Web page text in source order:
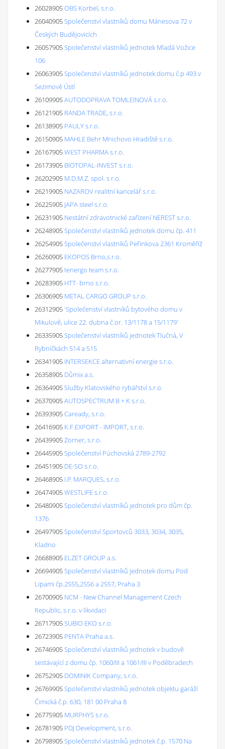
26028905OBS Korbel, s.r.o.
26040905Společenství vlastníků domu Mánesova 72 v
Českých Budějovicích
26057905Společenství vlastníků jednotek Mladá Vožice
106
26063905Společenství vlastníků jednotek domu č.p 493 v
Sezimově Ústí
26109905AUTODOPRAVA TOMLEINOVÁ s.r.o.
26121905 RANDA TRADE, s.r.o.
26138905 PAULY s.r.o.
26150905 MAHLE Behr Mnichovo Hradiště s.r.o.
26167905WEST PHARMA s.r.o.
26173905 BIOTOPAL-INVEST s.r.o.
26202905 M.D.M.Z. spol. s r.o.
26219905 NAZAROV realitní kancelář s.r.o.
26225905 JAPA steel s.r.o.
26231905 Nestátní zdravotnické zařízení NEREST s.r.o.
26248905Společenství vlastníků jednotek domu čp. 411
26254905Společenství vlastníků Peřinkova 2361 Kroměříž
26260905 EKOPOS Brno,s.r.o.
26277905tenergo team s.r.o.
26283905 HTT- brno s.r.o.
26306905 METAL CARGO GROUP s.r.o.
26312905'Společenství vlastníků bytového domu v
Mikulově, ulice 22. dubna č.or. 13/1178 a 15/1179'
26335905Společenství vlastníků jednotek Tlučná, V
Rybníčkách 514 a 515
26341905 INTERSEKCE alternativní energie s.r.o.
26358905 Důmix a.s.
26364905Služby Klatovského rybářství s.r.o.
26370905AUTOSPECTRUM B + K s.r.o.
26393905Caready, s.r.o.
26416905 K.F.EXPORT - IMPORT, s.r.o.
26439905Zorner, s.r.o.
26445905Společenství Púchovská 2789-2792
26451905 DE-SO s.r.o.
26468905 I.P. MARQUES, s.r.o.
26474905WESTLIFE s.r.o.
26480905Společenství vlastníků jednotek pro dům čp.
1376
26497905Společenství Sportovců 3033, 3034, 3035,
Kladno
26688905 ELZET GROUP a.s.
26694905Společenství vlastníků jednotek domu Pod
Lipami čp.2555,2556 a 2557, Praha 3
26700905 NCM - New Channel Management Czech
Republic, s.r.o. v likvidaci
26717905SUBIO EKO s.r.o.
26723905 PENTA Praha a.s.
26746905Společenství vlastníků jednotek v budově
sestávající z domu čp. 1060/III a 1061/III v Poděbradech
26752905 DOMINIK Company, s.r.o.
26769905Společenství vlastníků jednotek objektu garáží
Čimická č.p. 630, 181 00 Praha 8
26775905 MURPHYS s.r.o.
26781905 PDJ Development, s.r.o.
26798905Společenství vlastníků jednotek č.p. 1570 Na